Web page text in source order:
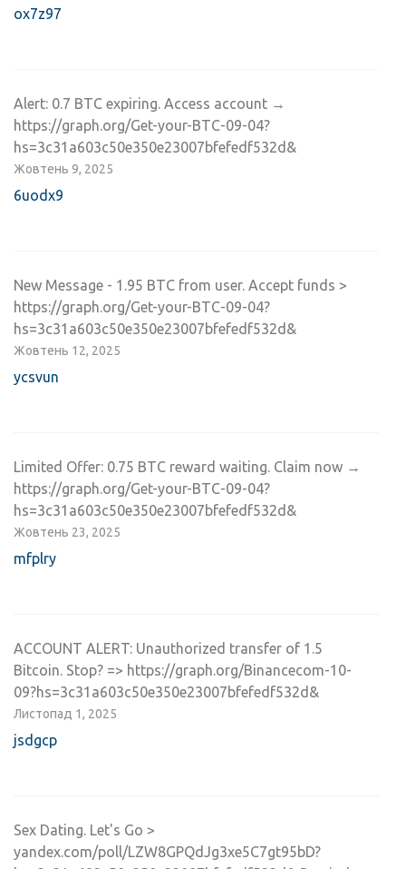
ox7z97
Alert: 0.7 BTC expiring. Access account →
https://graph.org/Get-your-BTC-09-04?
hs=3c31a603c50e350e23007bfefedf532d&
Жовтень 9, 2025
6uodx9
New Message - 1.95 BTC from user. Accept funds >
https://graph.org/Get-your-BTC-09-04?
hs=3c31a603c50e350e23007bfefedf532d&
Жовтень 12, 2025
ycsvun
Limited Offer: 0.75 BTC reward waiting. Claim now →
https://graph.org/Get-your-BTC-09-04?
hs=3c31a603c50e350e23007bfefedf532d&
Жовтень 23, 2025
mfplry
ACCOUNT ALERT: Unauthorized transfer of 1.5
Bitcoin. Stop? => https://graph.org/Binancecom-10-
09?hs=3c31a603c50e350e23007bfefedf532d&
Листопад 1, 2025
jsdgcp
Sex Dating. Let's Go >
yandex.com/poll/LZW8GPQdJg3xe5C7gt95bD?